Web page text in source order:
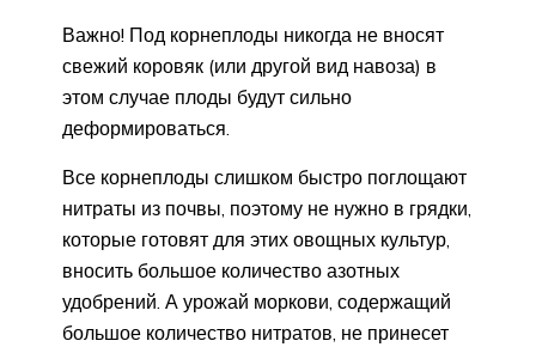
Важно! Под корнеплоды никогда не вносят
свежий коровяк (или другой вид навоза) в
этом случае плоды будут сильно
деформироваться.
Все корнеплоды слишком быстро поглощают
нитраты из почвы, поэтому не нужно в грядки,
которые готовят для этих овощных культур,
вносить большое количество азотных
удобрений. А урожай моркови, содержащий
большое количество нитратов, не принесет